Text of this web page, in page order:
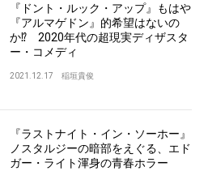
『ドント・ルック・アップ』もはや
『アルマゲドン』的希望はないの
か⁉︎ 2020年代の超現実ディザスタ
ー・コメディ
2021.12.17 稲垣貴俊
『ラストナイト・イン・ソーホー』
ノスタルジーの暗部をえぐる、エド
ガー・ライト渾身の青春ホラー